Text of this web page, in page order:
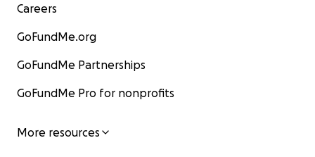
Careers
GoFundMe.org
GoFundMe Partnerships
GoFundMe Pro for nonprofits
More resources